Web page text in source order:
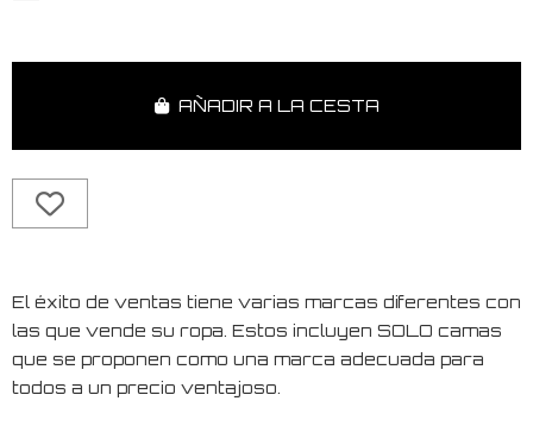
AÑADIR A LA CESTA
El éxito de ventas tiene varias marcas diferentes con
las que vende su ropa. Estos incluyen SOLO camas
que se proponen como una marca adecuada para
todos a un precio ventajoso.